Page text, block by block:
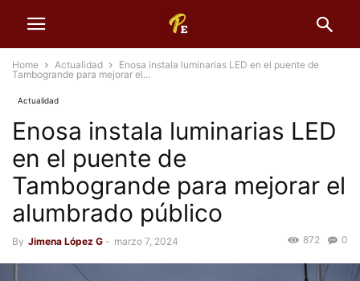
Home Actualidad
Enosa instala luminarias LED en el puente de
Tambogrande para mejorar el...
Actualidad
Enosa instala luminarias LED
en el puente de
Tambogrande para mejorar el
alumbrado público
By Jimena López G - marzo 7, 2024 0
872